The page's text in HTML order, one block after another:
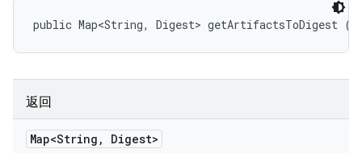
public Map<String, Digest> getArtifactsToDigest ()
返回
Map<String , Digest>